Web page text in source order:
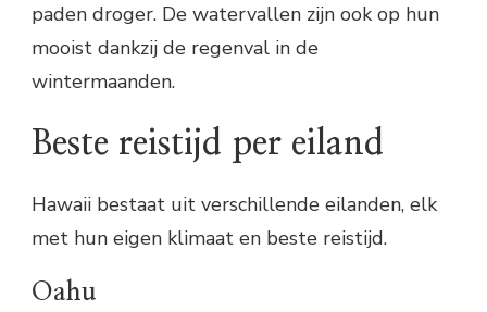
paden droger. De watervallen zijn ook op hun
mooist dankzij de regenval in de
wintermaanden.
Beste reistijd per eiland
Hawaii bestaat uit verschillende eilanden, elk
met hun eigen klimaat en beste reistijd.
Oahu